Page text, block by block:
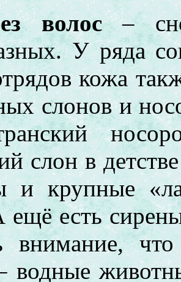
волос–
У ряда
кожа
слонов и
слон в
и крупные
есть
внимание,
водные